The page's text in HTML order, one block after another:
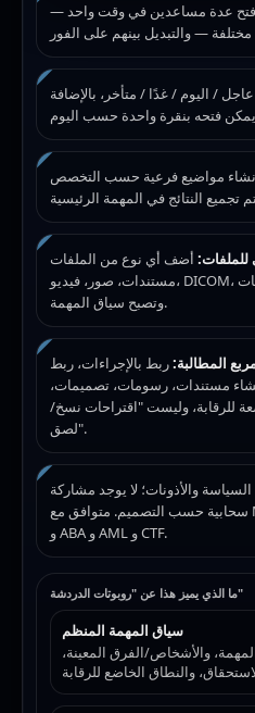
عدة مساعدين في وقت واحد —
عاجل / اليوم / غدًا / متأخر، بالإضافة
مواضيع فرعية حسب التخصص
للملفات: أضف أي نوع من الملفات (PDF،
مستندات، صور، فيديو، DICOM، جداول بيانات، DXF)؛ يتم فهرستها
وتصبح سياق المهمة.
المطالبة:ربط بالإجراءات، ربط
مستندات، رسومات، تصميمات،
للرقابة، وليست "اقتراحات نسخ/
لصق".
والأذونات؛ لا يوجد مشاركة
سحابية حسب التصميم. متوافق مع MFA و HIPAA و GDPR و CCPA
و ABA و AML و CTF.
ما الذي يميز هذا عن "روبوتات الدردشة"
سياق المهمة المنظم
والأشخاص/الفرق المعينة،